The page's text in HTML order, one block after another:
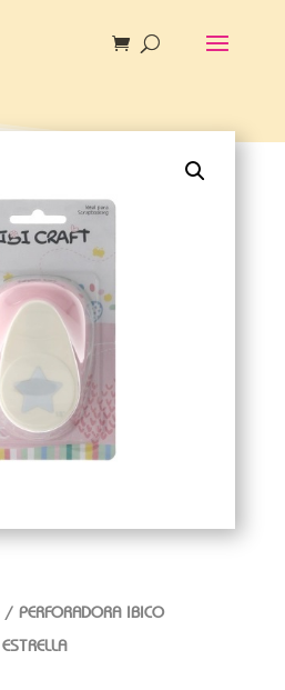
PERFORADORA IBICO